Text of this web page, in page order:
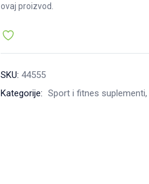
ovaj proizvod.
SKU: 44555
Kategorije: Sport i fitnes suplementi